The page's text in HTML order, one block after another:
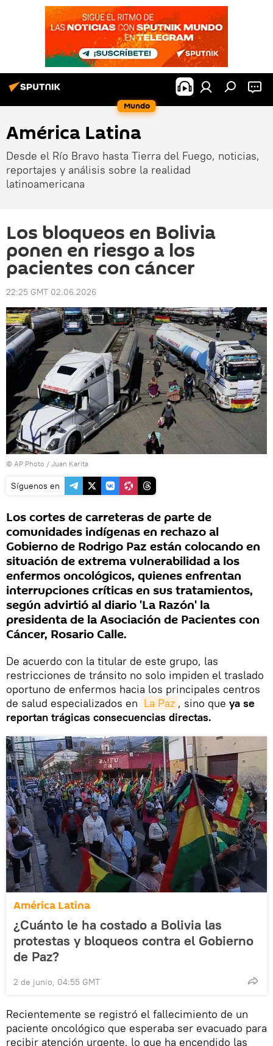
Mundo
América Latina
Desde el Río Bravo hasta Tierra del Fuego, noticias,
reportajes y análisis sobre la realidad
latinoamericana
Los bloqueos en Bolivia
ponen en riesgo a los
pacientes con cáncer
22:25 GMT 02.06.2026
© AP Photo / Juan Karita
Síguenos en
Los cortes de carreteras de parte de
comunidades indígenas en rechazo al
Gobierno de Rodrigo Paz están colocando en
situación de extrema vulnerabilidad a los
enfermos oncológicos, quienes enfrentan
interrupciones críticas en sus tratamientos,
según advirtió al diario 'La Razón' la
presidenta de la Asociación de Pacientes con
Cáncer, Rosario Calle.
De acuerdo con la titular de este grupo, las
restricciones de tránsito no solo impiden el traslado
oportuno de enfermos hacia los principales centros
de salud especializados en La Paz , sino que ya se
reportan trágicas consecuencias directas.
América Latina
¿Cuánto le ha costado a Bolivia las
protestas y bloqueos contra el Gobierno
de Paz?
2 de junio, 04:55 GMT
Recientemente se registró el fallecimiento de un
paciente oncológico que esperaba ser evacuado para
recibir atención urgente, lo que ha encendido las